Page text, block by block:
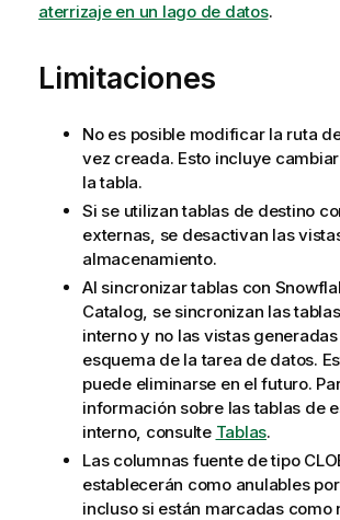
aterrizaje en un lago de datos.
Limitaciones
No es posible modificar la ruta
vez creada. Esto incluye
la tabla.
Si se utilizan tablas de destino
externas, se desactivan las
almacenamiento.
Al sincronizar tablas con
Catalog, se sincronizan las
interno y no las vistas
esquema de la tarea de datos.
puede eliminarse en el futuro.
información sobre las tablas de
interno, consulte Tablas.
Las columnas fuente de tipo
establecerán como anulables
incluso si están marcadas como